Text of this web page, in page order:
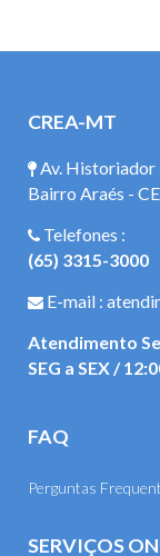
CREA-MT
Av. Historiador
Bairro Araés -
Telefones :
(65) 3315-3000
E-mail :
Atendimento
SEG a SEX /
FAQ
Perguntas
SERVIÇOS